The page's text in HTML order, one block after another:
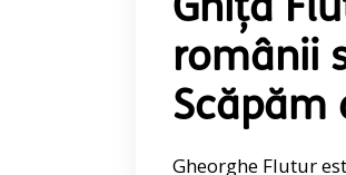
Ghiță
românii
Scăpăm
Gheorghe Flutur